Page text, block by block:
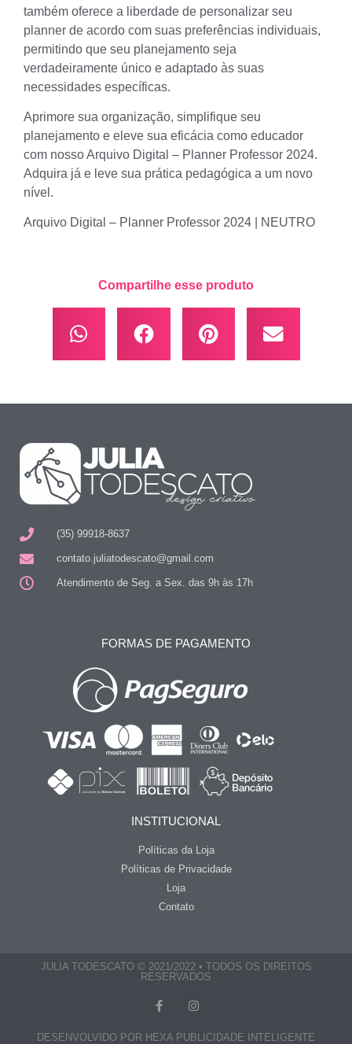
também oferece a liberdade de personalizar seu
planner de acordo com suas preferências individuais,
permitindo que seu planejamento seja
verdadeiramente único e adaptado às suas
necessidades específicas.
Aprimore sua organização, simplifique seu
planejamento e eleve sua eficácia como educador
com nosso Arquivo Digital – Planner Professor 2024.
Adquira já e leve sua prática pedagógica a um novo
nível.
Arquivo Digital – Planner Professor 2024 | NEUTRO
Compartilhe esse produto
(35) 99918-8637
contato.juliatodescato@gmail.com
Atendimento de Seg. a Sex. das 9h às 17h
FORMAS DE PAGAMENTO
INSTITUCIONAL
Políticas da Loja
Políticas de Privacidade
Loja
Contato
JULIA TODESCATO © 2021/2022 • TODOS OS DIREITOS
RESERVADOS
DESENVOLVIDO POR HEXA PUBLICIDADE INTELIGENTE